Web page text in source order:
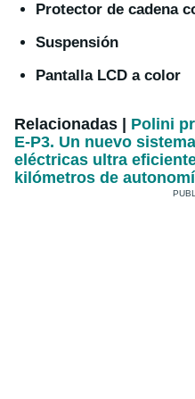
Protector de cadena
Suspensión
Pantalla LCD a color
Relacionadas | Polini
E-P3. Un nuevo
eléctricas ultra
kilómetros de